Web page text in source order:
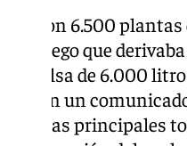
con 6.500
de riego que
balsa de 6.000
en un
zonas